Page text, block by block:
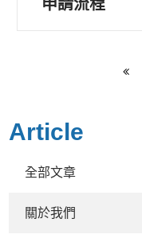
申請流程
Article
全部文章
關於我們